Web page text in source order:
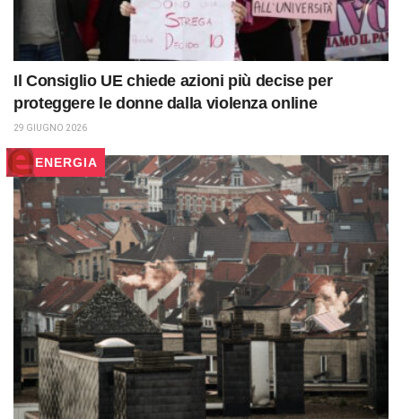
Il Consiglio UE chiede azioni più decise per
proteggere le donne dalla violenza online
29 GIUGNO 2026
ENERGIA